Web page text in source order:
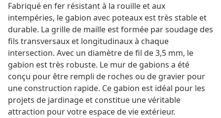
Fabriqué en fer résistant à la rouille et aux
intempéries, le gabion avec poteaux est très stable et
durable. La grille de maille est formée par soudage des
fils transversaux et longitudinaux à chaque
intersection. Avec un diamètre de fil de 3,5 mm, le
gabion est très robuste. Le mur de gabions a été
conçu pour être rempli de roches ou de gravier pour
une construction rapide. Ce gabion est idéal pour les
projets de jardinage et constitue une véritable
attraction pour votre espace de vie extérieur.